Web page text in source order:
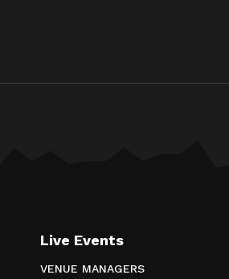
Live Events
VENUE MANAGERS